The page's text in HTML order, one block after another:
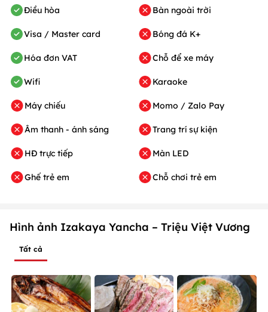
Điều hòa
Visa / Master card
Hóa đơn VAT
Wifi
Máy chiếu
Âm thanh - ánh sáng
HĐ trực tiếp
Ghế trẻ em
Bàn ngoài trời
Bóng đá K+
Chỗ để xe máy
Karaoke
Momo / Zalo Pay
Trang trí sự kiện
Màn LED
Chỗ chơi trẻ em
Hình ảnh Izakaya Yancha – Triệu Việt Vương
Tất cả